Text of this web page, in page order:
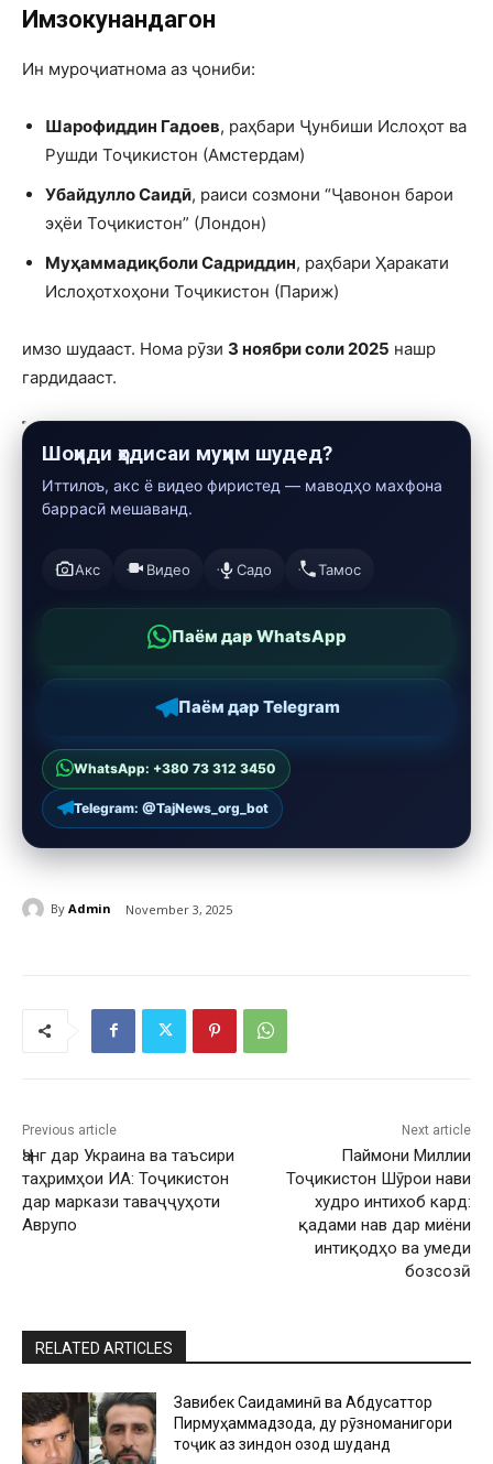
Имзокунандагон
Ин муроҷиатнома аз ҷониби:
Шарофиддин Гадоев, раҳбари Ҷунбиши Ислоҳот ва
Рушди Тоҷикистон (Амстердам)
Убайдулло Саидӣ, раиси созмони “Ҷавонон барои
эҳёи Тоҷикистон” (Лондон)
Муҳаммадиқболи Садриддин, раҳбари Ҳаракати
Ислоҳотхоҳони Тоҷикистон (Париж)
имзо шудааст. Нома рӯзи 3 ноябри соли 2025 нашр
гардидааст.
Шоҳиди ҳодисаи муҳим шудед?
Иттилоъ, акс ё видео фиристед — маводҳо махфона
баррасӣ мешаванд.
Акс Видео Садо Тамос
Паём дар WhatsApp
Паём дар Telegram
WhatsApp: +380 73 312 3450
Telegram: @TajNews_org_bot
By Admin November 3, 2025
Previous article
Ҷанг дар Украина ва таъсири
таҳримҳои ИА: Тоҷикистон
дар маркази таваҷҷуҳоти
Аврупо
Next article
Паймони Миллии
Тоҷикистон Шӯрои нави
худро интихоб кард:
қадами нав дар миёни
интиқодҳо ва умеди
бозсозӣ
RELATED ARTICLES
Завқибек Саидаминӣ ва Абдусаттор
Пирмуҳаммадзода, ду рӯзноманигори
тоҷик аз зиндон озод шуданд